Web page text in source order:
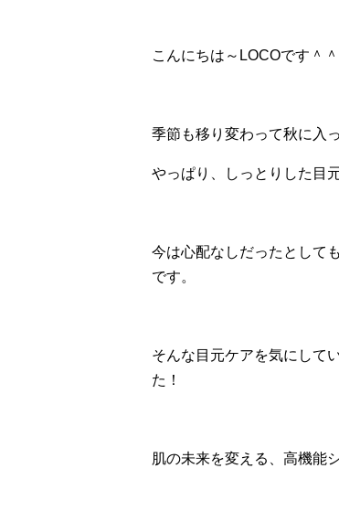
こんにちは～LOCOです＾
季節も移り変わって秋に入
やっぱり、しっとりした目
今は心配なしだったとして
です。
そんな目元ケアを気にして
た！
肌の未来を変える、高機能